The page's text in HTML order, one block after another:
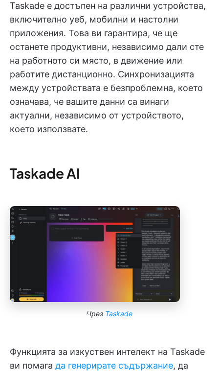
Taskade е достъпен на различни устройства,
включително уеб, мобилни и настолни
приложения. Това ви гарантира, че ще
останете продуктивни, независимо дали сте
на работното си място, в движение или
работите дистанционно. Синхронизацията
между устройствата е безпроблемна, което
означава, че вашите данни са винаги
актуални, независимо от устройството,
което използвате.
Taskade AI
Чрез Taskade
Функцията за изкуствен интелект на Taskade
ви помага да генерирате съдържание, да